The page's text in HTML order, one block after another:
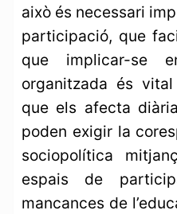
això és necessari
participació, que
que implicar-se
organitzada és
que els afecta
poden exigir la
sociopolítica
espais de
mancances de